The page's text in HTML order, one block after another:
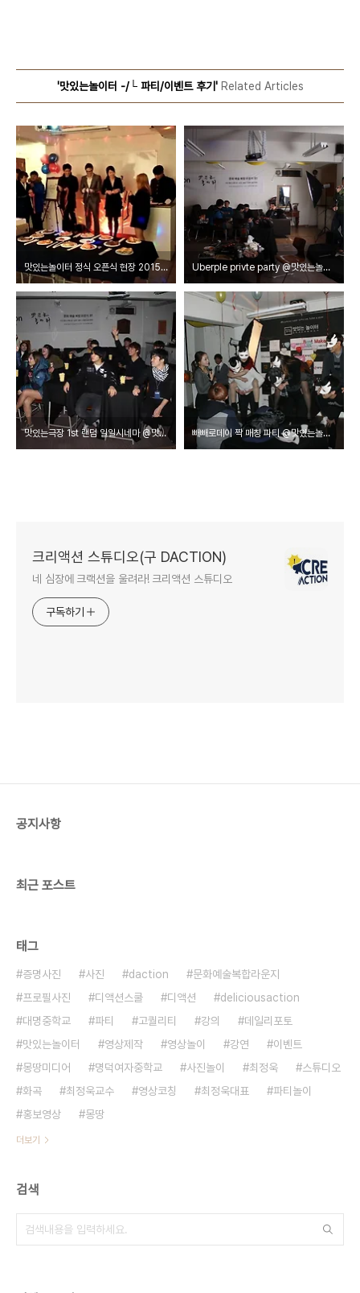
'맛있는놀이터 -/└ 파티/이벤트 후기'Related Articles
맛있는놀이터 정식 오픈식 현장 2015.01.31 Uberple privte party @맛있는놀이터 2015.1.15
맛있는극장 1st 랜덤 일일시네마 @맛있는놀이터 2014.11.21 빼빼로데이 짝 매칭 파티 @맛있는놀이터 2014.11.14
크리액션 스튜디오(구 DACTION)
네 심장에 크랙션을 울려라! 크리액션 스튜디오
구독하기
공지사항
최근 포스트
태그
증명사진 사진 daction
문화예술복합라운지
프로필사진
디액션스쿨 디액션
deliciousaction
대명중학교
파티 고퀄리티 강의
데일리포토
맛있는놀이터
영상제작 영상놀이 강연
이벤트
몽땅미디어
명덕여자중학교 사진놀이 최정욱
스튜디오
화곡
최정욱교수 영상코칭 최정욱대표
파티놀이
홍보영상
몽땅
더보기
검색